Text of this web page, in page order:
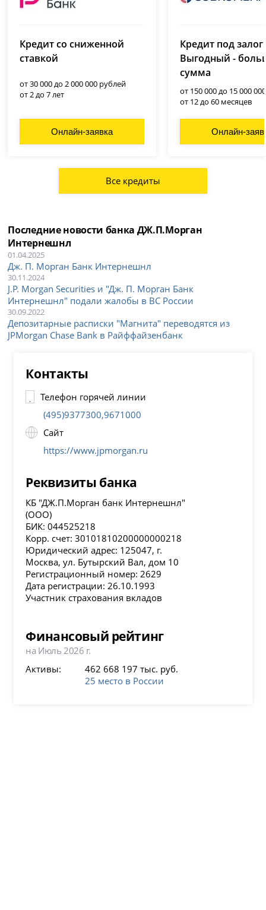
(Ренессанс Кредит)
лицензия № 3354
Кредит со сниженной
ставкой
от 30 000 до 2 000 000 рублей
от 2 до 7 лет
Онлайн-заявка
лицензия № 963
Кредит под залог
Выгодный -
сумма
от 150 000 до 15 000
от 12 до 60 месяцев
Онлайн-
Все кредиты
Последние новости банка ДЖ.П.Морган
Интернешнл
01.04.2025
Дж. П. Морган Банк Интернешнл
30.11.2024
J.P. Morgan Securities и "Дж. П. Морган Банк
Интернешнл" подали жалобы в ВС России
30.09.2022
Депозитарные расписки "Магнита" переводятся из
JPMorgan Chase Bank в Райффайзенбанк
Контакты
Телефон горячей линии
(495)9377300,9671000
Сайт
https://www.jpmorgan.ru
Реквизиты банка
КБ "ДЖ.П.Морган банк Интернешнл"
(ООО)
БИК: 044525218
Корр. счет: 30101810200000000218
Юридический адрес: 125047, г.
Москва, ул. Бутырский Вал, дом 10
Регистрационный номер: 2629
Дата регистрации: 26.10.1993
Участник страхования вкладов
Финансовый рейтинг
на Июль 2026 г.
Активы:
462 668 197 тыс. руб.
25 место в России